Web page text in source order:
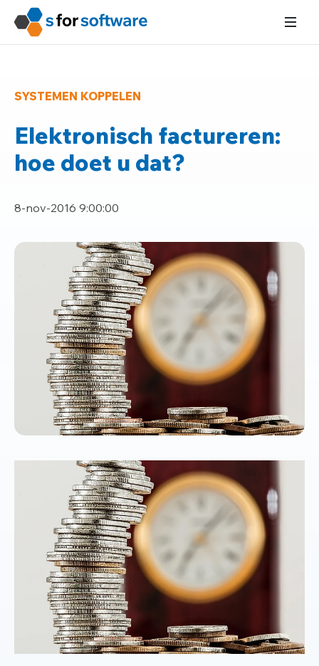
SYSTEMEN KOPPELEN
Elektronisch factureren:
hoe doet u dat?
8-nov-2016 9:00:00